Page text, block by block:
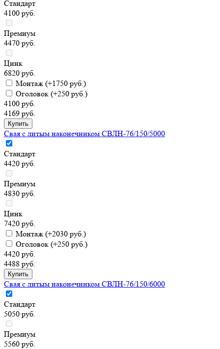
Стандарт
4100 руб.
Премиум
4470 руб.
Цинк
6820 руб.
Монтаж (+1750 руб.)
Оголовок (+250 руб.)
4100 руб.
4169 руб.
Свая с литым наконечником СВЛН-76/150/5000
Стандарт
4420 руб.
Премиум
4830 руб.
Цинк
7420 руб.
Монтаж (+2030 руб.)
Оголовок (+250 руб.)
4420 руб.
4488 руб.
Свая с литым наконечником СВЛН-76/150/6000
Стандарт
5050 руб.
Премиум
5560 руб.